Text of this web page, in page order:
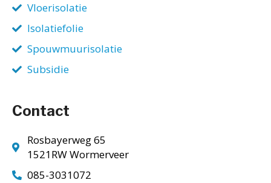
Vloerisolatie
Isolatiefolie
Spouwmuurisolatie
Subsidie
Contact
Rosbayerweg 65
1521RW Wormerveer
085-3031072